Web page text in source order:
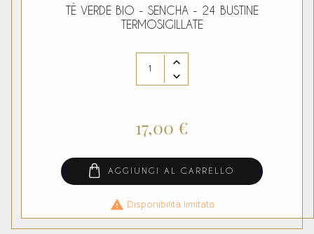
TÈ VERDE BIO - SENCHA - 24 BUSTINE
TERMOSIGILLATE
17,00 €
AGGIUNGI AL CARRELLO
 Disponibilità limitata